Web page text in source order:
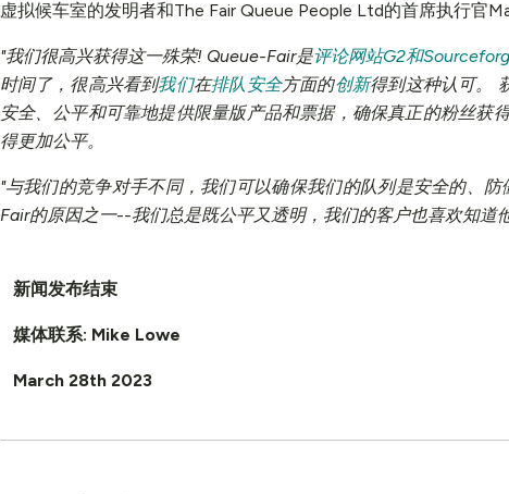
虚拟候车室的发明者和The Fair Queue People Ltd的首席执行官
"我们很高兴获得这一殊荣! Queue-Fair是评论网站G2和
时间了，很高兴看到我们在排队安全方面的创新得到这种认可。
安全、公平和可靠地提供限量版产品和票据，确保真正的粉丝获
得更加公平。
"与我们的竞争对手不同，我们可以确保我们的队列是安全的、
Fair的原因之一--我们总是既公平又透明，我们的客户也喜欢知道
新闻发布结束
媒体联系: Mike Lowe
March 28th 2023